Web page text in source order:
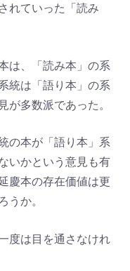
れていった「読み
は、「読み本」の系
統は「語り本」の系
が多数派であった。
の本が「語り本」系
いかという意見も有
慶本の存在価値は更
うか。
度は目を通さなけれ